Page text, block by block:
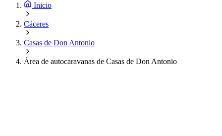
Inicio
Cáceres
Casas de Don Antonio
Área de autocaravanas de Casas de Don Antonio